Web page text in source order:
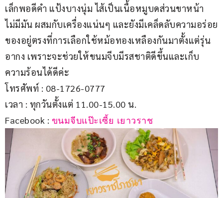
เล็กพอดีคำ แป้งบางนุ่ม ไส้เป็นเนื้อหมูบดส่วนขาหน้า
ไม่มีมัน ผสมกับเครื่องแน่นๆ และยังมีเคล็ดลับความอร่อย
ของอยู่ตรงที่การเลือกใช้หม้อทองเหลืองกันมาตั้งแต่รุ่น
อากง เพราะจะช่วยให้ขนมจีบมีรสชาติดีขึ้นและเก็บ
ความร้อนได้ดีค่ะ
โทรศัพท์ : 08-1726-0777
เวลา : ทุกวันตั้งแต่ 11.00-15.00 น.
Facebook : ขนมจีบแป๊ะเซี้ย เยาวราช